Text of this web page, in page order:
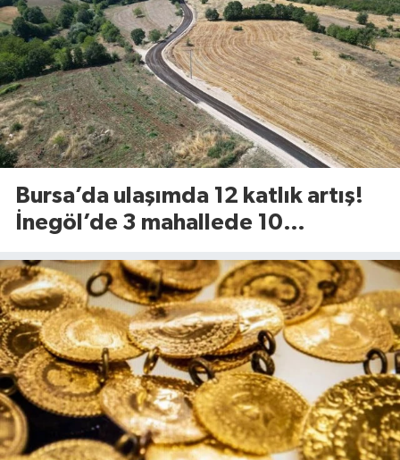
Bursa’da ulaşımda 12 katlık artış!
İnegöl’de 3 mahallede 10